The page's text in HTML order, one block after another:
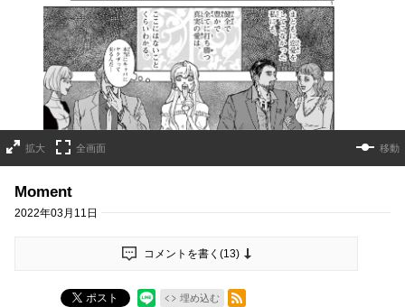
拡大 全画面 移動
Moment
2022年03月11日
コメントを書く(13)
ポスト 埋め込む
RSSフィード